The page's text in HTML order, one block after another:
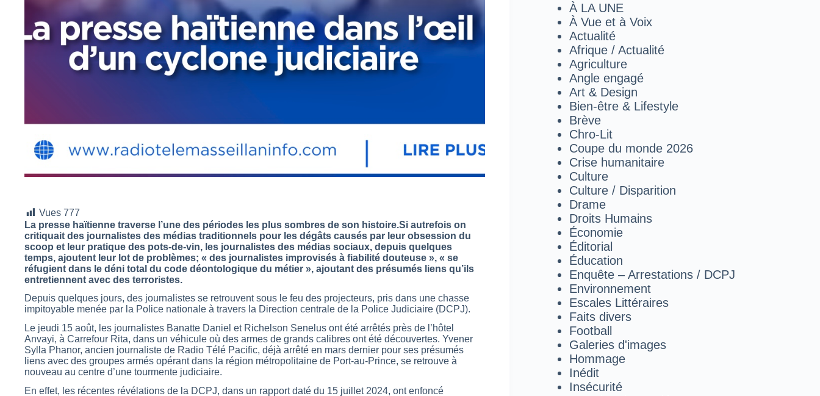
Vues 777
La presse haïtienne traverse l’une des périodes les plus sombres de son histoire.Si autrefois on
critiquait des journalistes des médias traditionnels pour les dégâts causés par leur obsession du
scoop et leur pratique des pots-de-vin, les journalistes des médias sociaux, depuis quelques
temps, ajoutent leur lot de problèmes; « des journalistes improvisés à fiabilité douteuse », « se
réfugient dans le déni total du code déontologique du métier », ajoutant des présumés liens qu’ils
entretiennent avec des terroristes.
Depuis quelques jours, des journalistes se retrouvent sous le feu des projecteurs, pris dans une chasse
impitoyable menée par la Police nationale à travers la Direction centrale de la Police Judiciaire (DCPJ).
Le jeudi 15 août, les journalistes Banatte Daniel et Richelson Senelus ont été arrêtés près de l’hôtel
Anvayi, à Carrefour Rita, dans un véhicule où des armes de grands calibres ont été découvertes. Yvener
Sylla Phanor, ancien journaliste de Radio Télé Pacific, déjà arrêté en mars dernier pour ses présumés
liens avec des groupes armés opérant dans la région métropolitaine de Port-au-Prince, se retrouve à
nouveau au centre d’une tourmente judiciaire.
En effet, les récentes révélations de la DCPJ, dans un rapport daté du 15 juillet 2024, ont enfoncé
À LA UNE
À Vue et à Voix
Actualité
Afrique / Actualité
Agriculture
Angle engagé
Art & Design
Bien-être & Lifestyle
Brève
Chro-Lit
Coupe du monde 2026
Crise humanitaire
Culture
Culture / Disparition
Drame
Droits Humains
Économie
Éditorial
Éducation
Enquête – Arrestations / DCPJ
Environnement
Escales Littéraires
Faits divers
Football
Galeries d'images
Hommage
Inédit
Insécurité